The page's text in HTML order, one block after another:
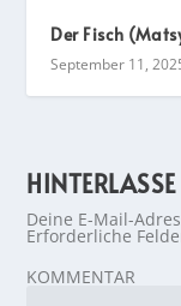
Der Fisch
September 11,
Deine E-Mail-
Erforderliche
KOMMENTAR